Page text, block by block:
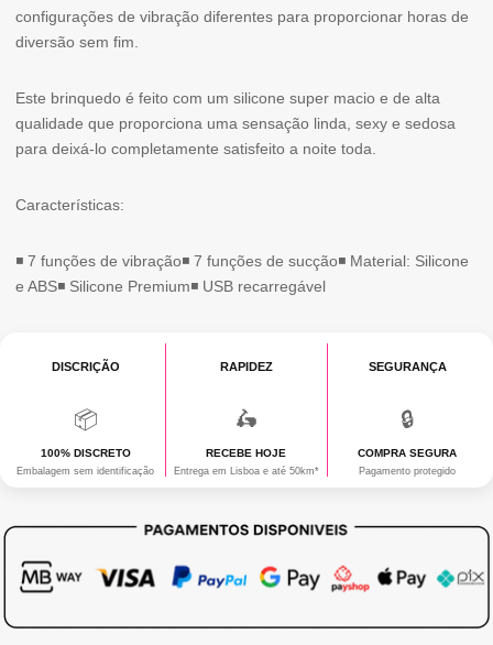
configurações de vibração diferentes para proporcionar horas de
diversão sem fim.
Este brinquedo é feito com um silicone super macio e de alta
qualidade que proporciona uma sensação linda, sexy e sedosa
para deixá-lo completamente satisfeito a noite toda.
Características:
◾ 7 funções de vibração◾ 7 funções de sucção◾ Material: Silicone
e ABS◾ Silicone Premium◾ USB recarregável
DISCRIÇÃO
📦
100% DISCRETO
Embalagem sem identificação
RAPIDEZ
🛵
RECEBE HOJE
Entrega em Lisboa e até 50km*
SEGURANÇA
🔒
COMPRA SEGURA
Pagamento protegido